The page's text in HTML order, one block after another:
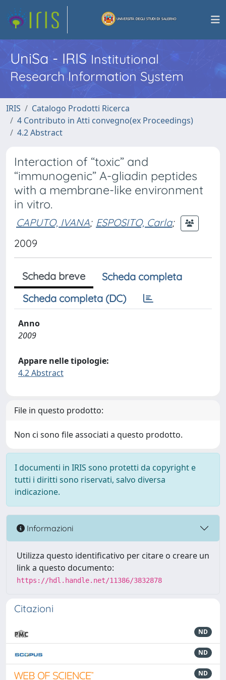
UniSa - IRISInstitutional
Research Information System
IRIS
Catalogo Prodotti Ricerca
4 Contributo in Atti convegno(ex Proceedings)
4.2 Abstract
Interaction of “toxic” and
“immunogenic” A-gliadin peptides
with a membrane-like environment
in vitro.
CAPUTO, IVANA; ESPOSITO, Carla;
2009
Scheda breve
Scheda completa
Scheda completa (DC)
Anno
2009
Appare nelle tipologie:
4.2 Abstract
File in questo prodotto:
Non ci sono file associati a questo prodotto.
I documenti in IRIS sono protetti da copyright e
tutti i diritti sono riservati, salvo diversa
indicazione.
Informazioni
Utilizza questo identificativo per citare o creare un
link a questo documento:
https://hdl.handle.net/11386/3832878
Citazioni
ND
ND
ND